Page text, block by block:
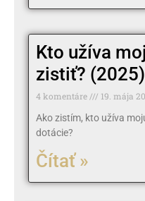
Kto užíva
zistiť? (2025)
4 komentáre
19. mája
Ako zistím, kto užíva
dotácie?
Čítať »